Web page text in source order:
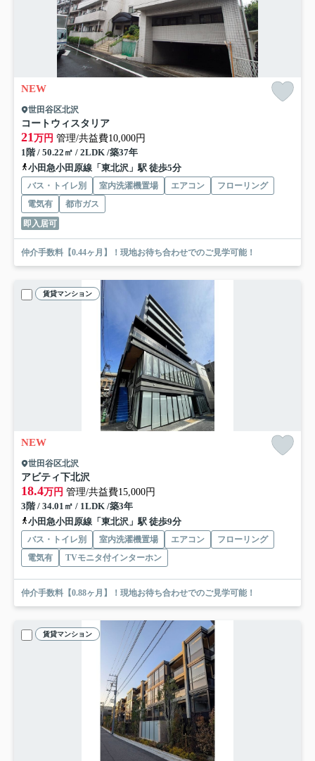
NEW
世田谷区北沢
コートウィスタリア
21万円 管理/共益費10,000円
1階 / 50.22㎡ / 2LDK /築37年
小田急小田原線「東北沢」駅 徒歩5分
バス・トイレ別 室内洗濯機置場 エアコン
フローリング
電気有
都市ガス
即入居可
仲介手数料【0.44ヶ月】！現地お待ち合わせでのご見学可能！
賃貸マンション
NEW
世田谷区北沢
アビティ下北沢
18.4万円 管理/共益費15,000円
3階 / 34.01㎡ / 1LDK /築3年
小田急小田原線「東北沢」駅 徒歩9分
バス・トイレ別 室内洗濯機置場 エアコン
フローリング
電気有
TVモニタ付インターホン
仲介手数料【0.88ヶ月】！現地お待ち合わせでのご見学可能！
賃貸マンション